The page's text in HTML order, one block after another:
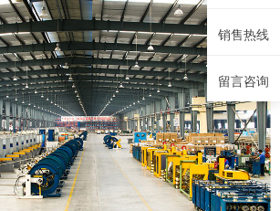
销售热线
留言咨询